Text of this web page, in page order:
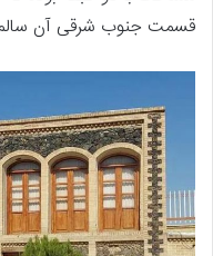
قسمت جنوب شرقی آن